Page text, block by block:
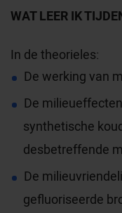
WAT LEER IK
In de theorieles:
De werking van
De
synthetische
desbetreffende
De
gefluoriseerde